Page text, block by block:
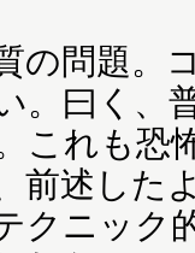
の問題。
。曰く、
これも恐
前述した
クニック